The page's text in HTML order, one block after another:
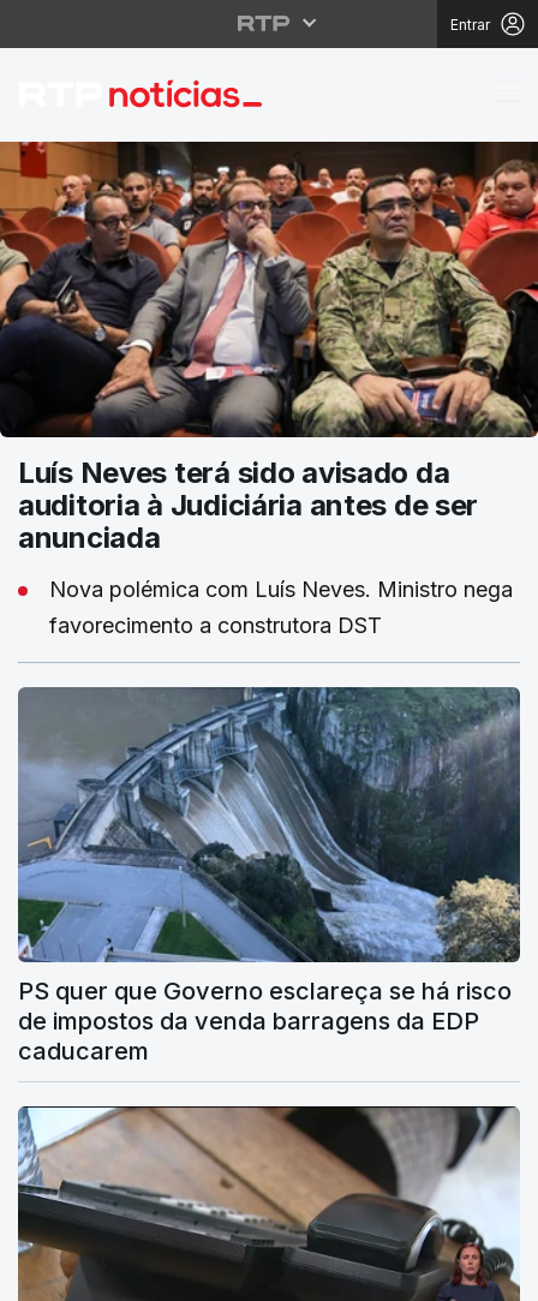
Entrar
RTP Notícias
Luís Neves terá sido avisado da
auditoria à Judiciária antes de ser
anunciada
Nova polémica com Luís Neves. Ministro nega
favorecimento a construtora DST
PS quer que Governo esclareça se há risco
de impostos da venda barragens da EDP
caducarem